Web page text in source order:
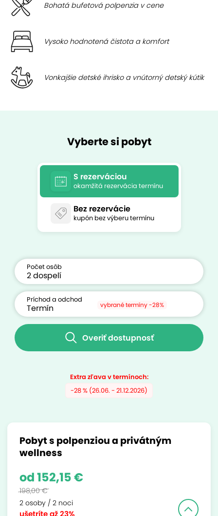
Bohatá bufetová polpenzia v cene
Vysoko hodnotená čistota a komfort
Vonkajšie detské ihrisko a vnútorný detský kútik
Vyberte si pobyt
S rezerváciou
okamžitá rezervácia termínu
Bez rezervácie
kupón bez výberu termínu
Počet osôb
Príchod a odchod
vybrané termíny -28%
Overiť dostupnosť
Extra zľava v termínoch:
-28 % (26.06. - 21.12.2026)
Pobyt s polpenziou a privátným
wellness
ušetríteaž 23%
od 152,15 €
198,00 €
2 osoby / 2 noci